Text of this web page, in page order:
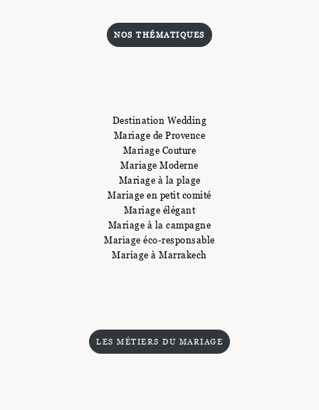
NOS THÉMATIQUES
Destination Wedding
Mariage de Provence
Mariage Couture
Mariage Moderne
Mariage à la plage
Mariage en petit comité
Mariage élégant
Mariage à la campagne
Mariage éco-responsable
Mariage à Marrakech
LES MÉTIERS DU MARIAGE